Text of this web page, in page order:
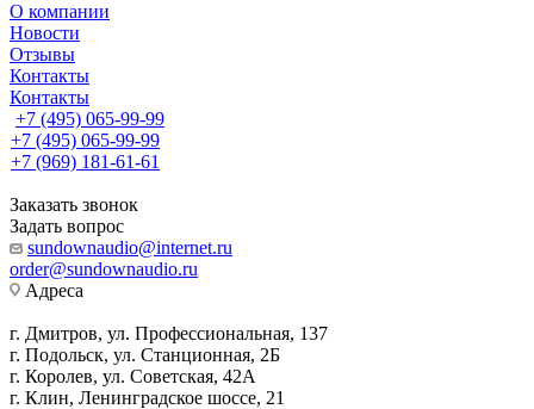
О компании
Новости
Отзывы
Контакты
Контакты
+7 (495) 065-99-99
+7 (495) 065-99-99
+7 (969) 181-61-61
Заказать звонок
Задать вопрос
sundownaudio@internet.ru
order@sundownaudio.ru
Адреса
г. Дмитров, ул. Профессиональная, 137
г. Подольск, ул. Станционная, 2Б
г. Королев, ул. Советская, 42А
г. Клин, Ленинградское шоссе, 21